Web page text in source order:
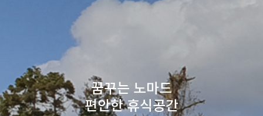
꿈꾸는 노마드
편안한 휴식공간